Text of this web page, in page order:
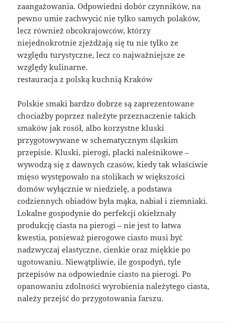
zaangażowania. Odpowiedni dobór czynników, na
pewno umie zachwycić nie tylko samych polaków,
lecz również obcokrajowców, którzy
niejednokrotnie zjeżdżają się tu nie tylko ze
względu turystyczne, lecz co najważniejsze ze
względy kulinarne.
restauracja z polską kuchnią Kraków
Polskie smaki bardzo dobrze są zaprezentowane
chociażby poprzez należyte przeznaczenie takich
smaków jak rosół, albo korzystne kluski
przygotowywane w schematycznym śląskim
przepisie. Kluski, pierogi, placki naleśnikowe –
wywodzą się z dawnych czasów, kiedy tak właściwie
mięso występowało na stolikach w większości
domów wyłącznie w niedzielę, a podstawa
codziennych obiadów była mąka, nabiał i ziemniaki.
Lokalne gospodynie do perfekcji okiełznały
produkcję ciasta na pierogi – nie jest to łatwa
kwestia, ponieważ pierogowe ciasto musi być
nadzwyczaj elastyczne, cienkie oraz miękkie po
ugotowaniu. Niewątpliwie, ile gospodyń, tyle
przepisów na odpowiednie ciasto na pierogi. Po
opanowaniu zdolności wyrobienia należytego ciasta,
należy przejść do przygotowania farszu.